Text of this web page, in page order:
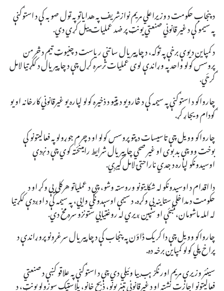
د پنجاب حکومت د وزيراعلي مريم نوازشريف په هداياتو په ټول صوبه کې د استوګنې
په سيمو کې د غير قانوني صنعتي يونټ پر ضد عمليات پيل کړي دي.
د کمپاین د یوې برخې په توګه، د چاپیریال ساتنې ریاست د چنیوټ ټیم د څرمن
پروسس کولو واحد په وړاندې لوی عملیات ترسره کړل چې د چاپیریال د ککړتیا لامل
ګرځي.
چارواکو د استوګنې په سیمه کې د څارویو د پټیو د ذخیره کولو لپاره یو غیرقانوني کارخانه او یو
ګودام ویجاړ کړ.
چارواکو وویل چې تاسیسات د پټو پروسس کولو او د چرم جوړولو په فعالیتونو کې
بوخت وو چې بد بوی او غیر صحي چاپیریال شرایط رامینځته کوي چې د نږدې
اوسیدونکو لپاره د جدي ناراحتۍ لامل کیږي.
دا اقدام د اوسیدونکو له شکایتونو وروسته وشو، چې د عملیاتو هرکلی یې وکړ او د
حکومت د مداخلې ستاینه یې وکړه. د سيمې اوسېدونکي وايي، په سيمه کې د اوږدې ککړتيا
له امله ماشومان، ښځې او سپين ږيري له روغتيايي ستونزو سره مخ دي.
چارواکو وویل چې دا کریک ڈاؤن په پنجاب کې د چاپیریال سرغړونو پروړاندې د
پراخ پلي کولو کمپاین برخه ده.
سينئر وزيرې مريم اورنګزېب بيا وئيلي دي چې د استوګنې په علاقو کښې د صنعتي
فعاليتونو اجازت نشته او د غيرقانوني ټېنريونو، ذبح خانو، پلاسټيک سوزولو يونټ، د